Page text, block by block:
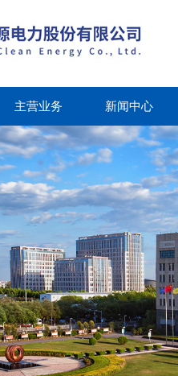
主营业务 新闻中心